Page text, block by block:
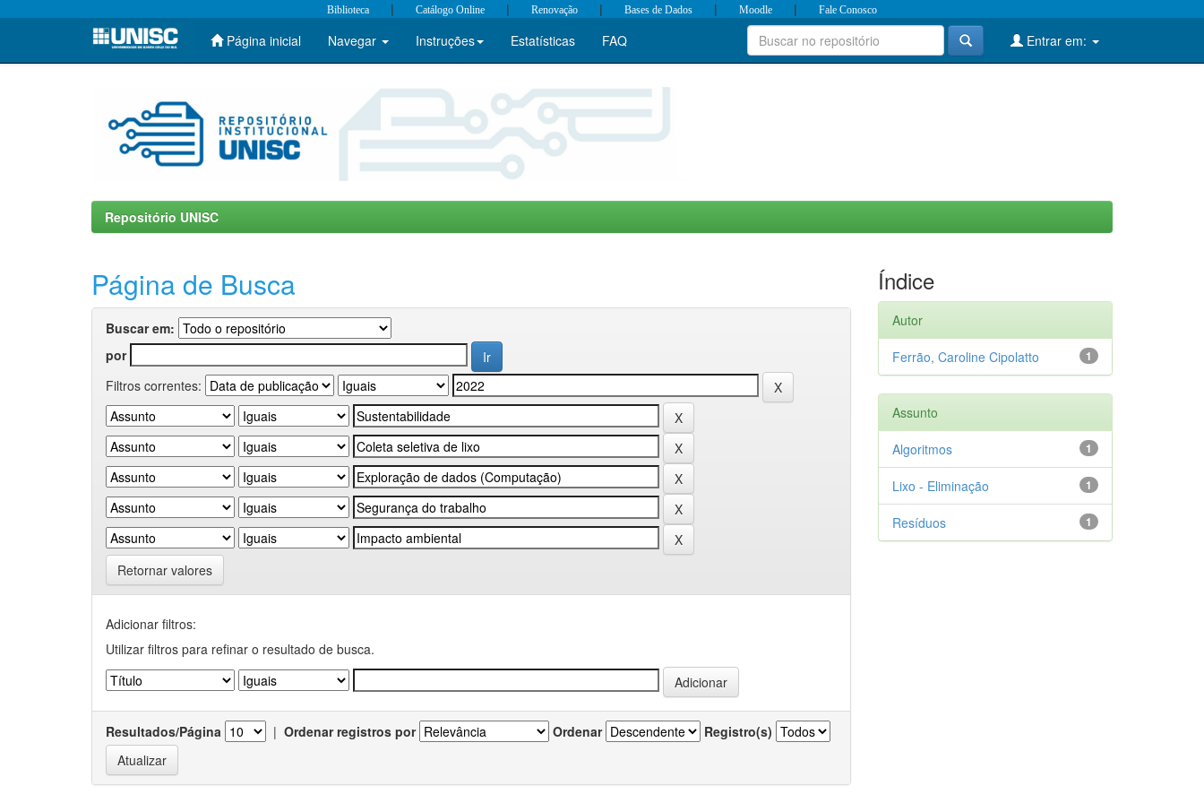
Skip
Biblioteca | Catálogo Online | Renovação | Bases de Dados | Moodle | Fale Conosco
Página inicial Navegar Instruções Estatísticas FAQ Entrar em:
Repositório UNISC
Página de Busca
Buscar em:
por
Filtros correntes:
Retornar valores
Adicionar filtros:
Utilizar filtros para refinar o resultado de busca.
Resultados/Página | Ordenar registros por Ordenar Registro(s)
Índice
Autor
1
Ferrão, Caroline Cipolatto
Assunto
1
Algoritmos
1
Lixo - Eliminação
1
Resíduos